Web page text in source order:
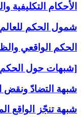
الأحكام التكليفية
شمول الحكم
الحكم الواقعي
[شبهات حول
شبهة التضادّ ونقض
شبهة تنجّز الواقع